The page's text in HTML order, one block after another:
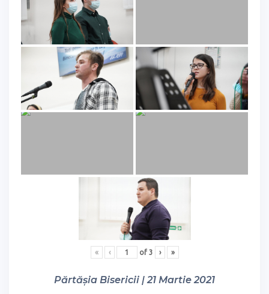
« ‹ of 3 › »
Părtășia Bisericii | 21 Martie 2021